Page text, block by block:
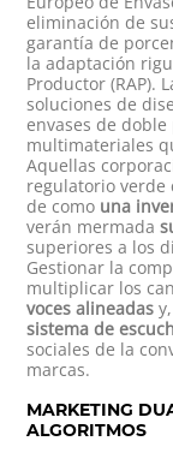
eliminación de
garantía de
la adaptación
Productor (RAP).
soluciones de
envases de
multimateriales
Aquellas
regulatorio verde
de como una
verán mermada
superiores a los
Gestionar la
multiplicar los
voces alineadas
sistema de
sociales de la
marcas.
MARKETING
ALGORITMOS